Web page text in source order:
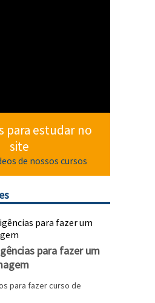
para estudar no
site
de nossos cursos
para fazer um
para fazer curso de